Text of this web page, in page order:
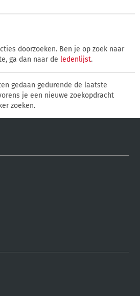
doorzoeken. Ben je op zoek naar
ga dan naar de ledenlijst.
gedaan gedurende de laatste
je een nieuwe zoekopdracht
zoeken.